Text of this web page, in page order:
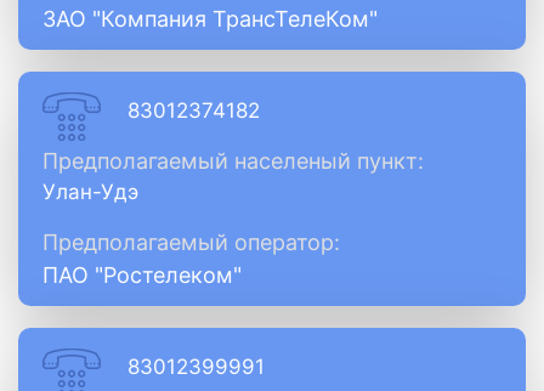
ЗАО "Компания ТрансТелеКом"
83012374182
Предполагаемый населеный пункт:
Улан-Удэ
Предполагаемый оператор:
ПАО "Ростелеком"
83012399991